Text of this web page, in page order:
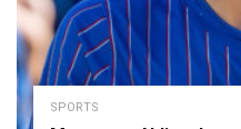
SPORTS